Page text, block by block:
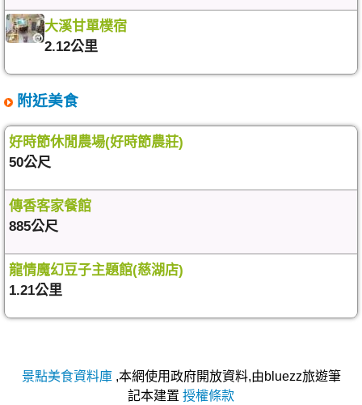
大溪甘單樸宿
2.12公里
附近美食
好時節休閒農場(好時節農莊)
50公尺
傳香客家餐館
885公尺
龍情魔幻豆子主題館(慈湖店)
1.21公里
景點美食資料庫,本網使用政府開放資料,由bluezz旅遊筆
記本建置 授權條款